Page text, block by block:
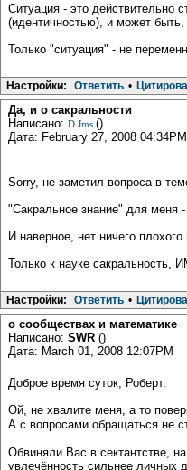
Ситуация - это действительно
(идентичностью), и может
Только "ситуация" - не
Настройки: Ответить •
Да, и о сакральности
Написано: D.Jms ()
Дата: February 27, 2008 04:34PM
Sorry, не заметил вопроса в
"Сакральное знание" для меня
И наверное, нет ничего
Только к науке сакральность,
Настройки: Ответить •
о сообществах и математике
Написано: SWR ()
Дата: March 01, 2008 12:07PM
Доброе время суток, Роберт.
Ой, не хвалите меня, а то
А с вопросами обращаться не
Обвиняли Вас в сектантстве,
увлечённость сильнее личных